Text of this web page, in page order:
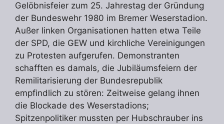
Gelöbnisfeier zum 25. Jahrestag der Gründung
der Bundeswehr 1980 im Bremer Weserstadion.
Außer linken Organisationen hatten etwa Teile
der SPD, die GEW und kirchliche Vereinigungen
zu Protesten aufgerufen. Demonstranten
schafften es damals, die Jubiläumsfeiern der
Remilitarisierung der Bundesrepublik
empfindlich zu stören: Zeitweise gelang ihnen
die Blockade des Weserstadions;
Spitzenpolitiker mussten per Hubschrauber ins